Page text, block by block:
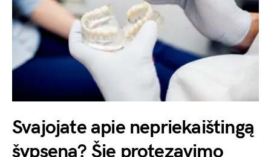
Svajojate apie nepriekaištingą
šypseną? Šie protezavimo